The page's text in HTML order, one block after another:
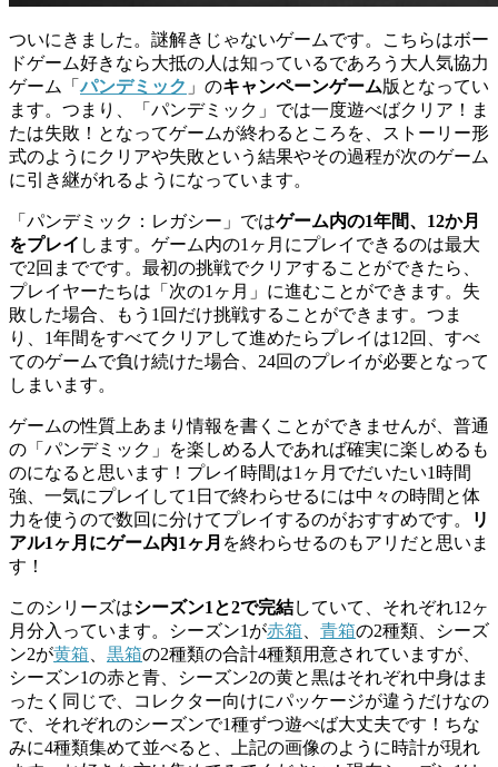
ついにきました。謎解きじゃないゲームです。こちらはボー
ドゲーム好きなら大抵の人は知っているであろう大人気協力
ゲーム「パンデミック 」のキャンペーンゲーム版となってい
ます。つまり、「パンデミック」では一度遊べばクリア！ま
たは失敗！となってゲームが終わるところを、ストーリー形
式のようにクリアや失敗という結果やその過程が次のゲーム
に引き継がれるようになっています。
「パンデミック：レガシー」ではゲーム内の1年間、12か月
をプレイ します。ゲーム内の1ヶ月にプレイできるのは最大
で2回までです。最初の挑戦でクリアすることができたら、
プレイヤーたちは「次の1ヶ月」に進むことができます。失
敗した場合、もう1回だけ挑戦することができます。つま
り、1年間をすべてクリアして進めたらプレイは12回、すべ
てのゲームで負け続けた場合、24回のプレイが必要となって
しまいます。
ゲームの性質上あまり情報を書くことができませんが、普通
の「パンデミック」を楽しめる人であれば確実に楽しめるも
のになると思います！プレイ時間は1ヶ月でだいたい1時間
強、一気にプレイして1日で終わらせるには中々の時間と体
力を使うので数回に分けてプレイするのがおすすめです。
リ
アル1ヶ月にゲーム内1ヶ月 を終わらせるのもアリだと思いま
す！
このシリーズはシーズン1と2で完結していて、それぞれ12ヶ
月分入っています。シーズン1が赤箱 青箱の2種類、シーズ
ン2が黄箱 黒箱の2種類の合計4種類用意されていますが、
シーズン1の赤と青 、シーズン2の黄と黒はそれぞれ中身はま
ったく同じで、コレクター向けにパッケージが違うだけなの
で、それぞれのシーズンで1種ずつ遊べば大丈夫です！ちな
みに4種類集めて並べると、上記の画像のように時計が現れ